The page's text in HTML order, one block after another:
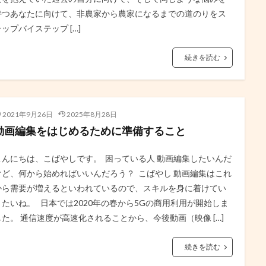
つあなたに向けて、非農家から農家になるまでの道のりをス
ップバイステップ […]
続きを読む
2021年9月26日 2025年8月28日
画編集をはじめるために準備すること
んにちは、こばやしです。 困っている人 動画編集したいんだ
ど、何から始めればいいんだろう？ こばやし 動画編集はこれ
ら需要が増えるといわれているので、スキルを身に着けてい
たいね。 日本では2020年の春から5Gの商用利用が開始しま
た。 通信速度が高速化されることから、今後動画（映像 […]
続きを読む